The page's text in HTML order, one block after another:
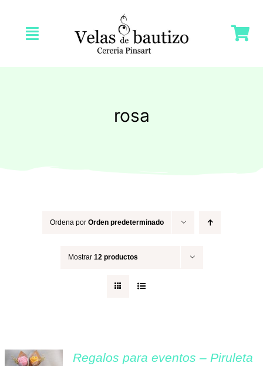
Toggle
Velas Comunión
rosa
Ordena por Orden predeterminado
Mostrar 12 productos
Regalos para eventos – Piruleta